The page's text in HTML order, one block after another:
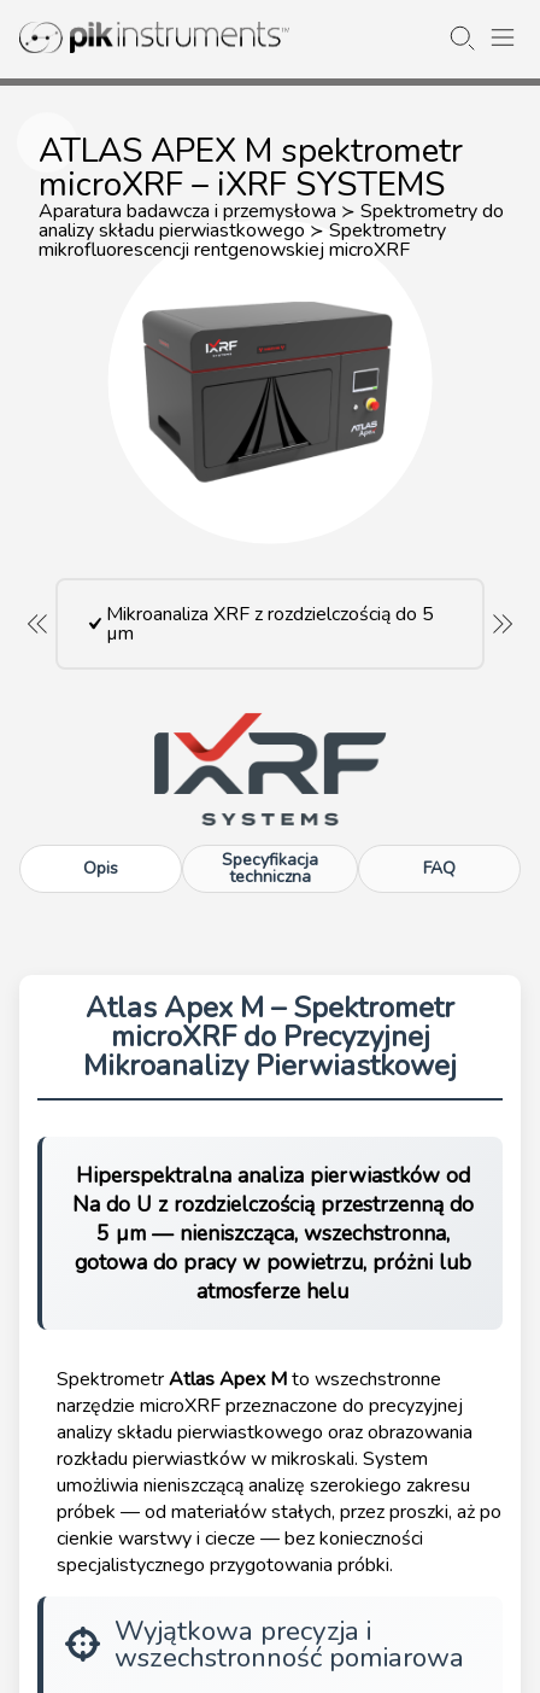
ATLAS APEX M spektrometr
microXRF – iXRF SYSTEMS
Aparatura badawcza i przemysłowa ≻ Spektrometry do
analizy składu pierwiastkowego ≻ Spektrometry
mikrofluorescencji rentgenowskiej microXRF
Mikroanaliza XRF z rozdzielczością do 5
µm
Opis Specyfikacja
techniczna FAQ
Atlas Apex M – Spektrometr
microXRF do Precyzyjnej
Mikroanalizy Pierwiastkowej
Hiperspektralna analiza pierwiastków od
Na do U z rozdzielczością przestrzenną do
5 µm — nieniszcząca, wszechstronna,
gotowa do pracy w powietrzu, próżni lub
atmosferze helu
SpektrometrAtlas Apex Mto wszechstronne
narzędzie microXRF przeznaczone do precyzyjnej
analizy składu pierwiastkowego oraz obrazowania
rozkładu pierwiastków w mikroskali. System
umożliwia nieniszczącą analizę szerokiego zakresu
próbek — od materiałów stałych, przez proszki, aż po
cienkie warstwy i ciecze — bez konieczności
specjalistycznego przygotowania próbki.
Wyjątkowa precyzja i
wszechstronność pomiarowa